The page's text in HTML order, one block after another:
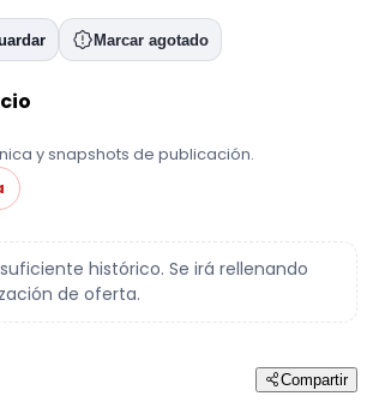
Marcar agotado
y snapshots de publicación.
histórico. Se irá rellenando
de oferta.
Compartir